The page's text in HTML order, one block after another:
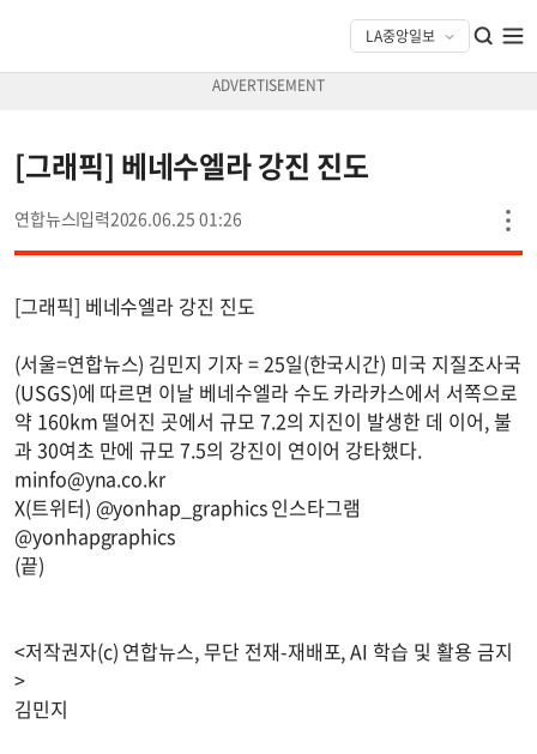
[그래픽] 베네수엘라 강진 진도
연합뉴스 2026.06.25 01:26
[그래픽] 베네수엘라 강진 진도
(서울=연합뉴스) 김민지 기자 = 25일(한국시간) 미국 지질조사국
(USGS)에 따르면 이날 베네수엘라 수도 카라카스에서 서쪽으로
약 160km 떨어진 곳에서 규모 7.2의 지진이 발생한 데 이어, 불
과 30여초 만에 규모 7.5의 강진이 연이어 강타했다.
minfo@yna.co.kr
X(트위터) @yonhap_graphics 인스타그램
@yonhapgraphics
(끝)
<저작권자(c) 연합뉴스, 무단 전재-재배포, AI 학습 및 활용 금지
>
김민지